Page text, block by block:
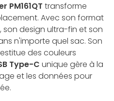
PM161QT transforme
Avec son format
, son design ultra-fin et son
n'importe quel sac. Son
des couleurs
Type-C unique gère à la
et les données pour